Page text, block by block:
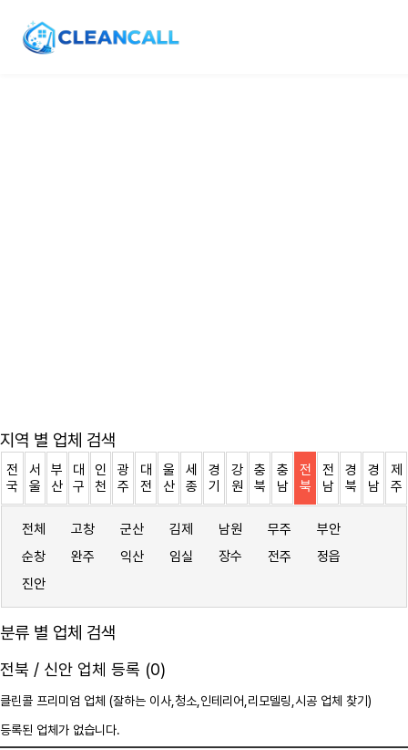
지역 별 업체 검색
전
국
서
울
부
산
대
구
인
천
광
주
대
전
울
산
세
종
경
기
강
원
충
북
충
남
전
북
전
남
경
북
경
남
제
주
전체 고창 군산 김제 남원 무주
부안
순창
완주 익산 임실 장수 전주
정읍
진안
분류 별 업체 검색
전북 / 신안 업체 등록 (0)
클린콜 프리미엄 업체 (잘하는 이사, 청소 ,인테리어,리모델링,시공 업체 찾기)
등록된 업체가 없습니다.